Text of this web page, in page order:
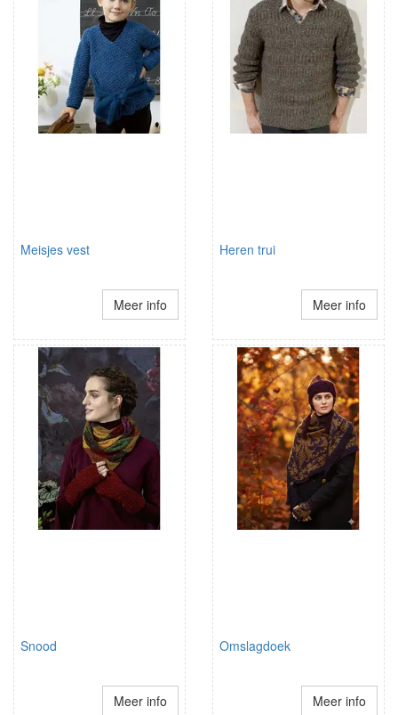
Meisjes vest
Meer info
Heren trui
Meer info
Snood
Meer info
Omslagdoek
Meer info